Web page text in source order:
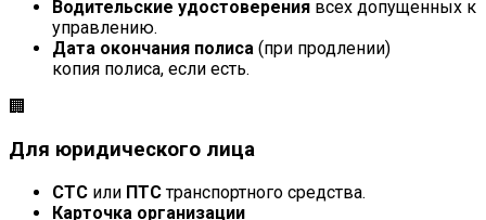
Водительские удостоверения всех допущенных к
управлению.
Дата окончания полиса (при продлении)
копия полиса, если есть.
🏢
Для юридического лица
СТС или ПТСтранспортного средства.
Карточка организации